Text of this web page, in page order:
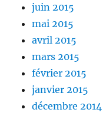
juin 2015
mai 2015
avril 2015
mars 2015
février 2015
janvier 2015
décembre 2014